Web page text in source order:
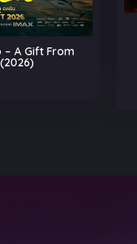
A Gift From